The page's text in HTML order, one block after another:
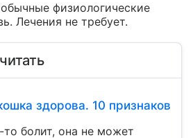
физиологические
Лечения не требует.
здорова. 10 признаков
болит, она не может